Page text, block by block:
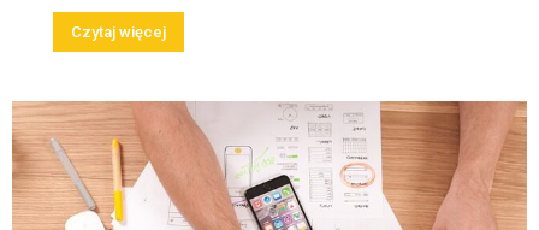
Czytaj więcej